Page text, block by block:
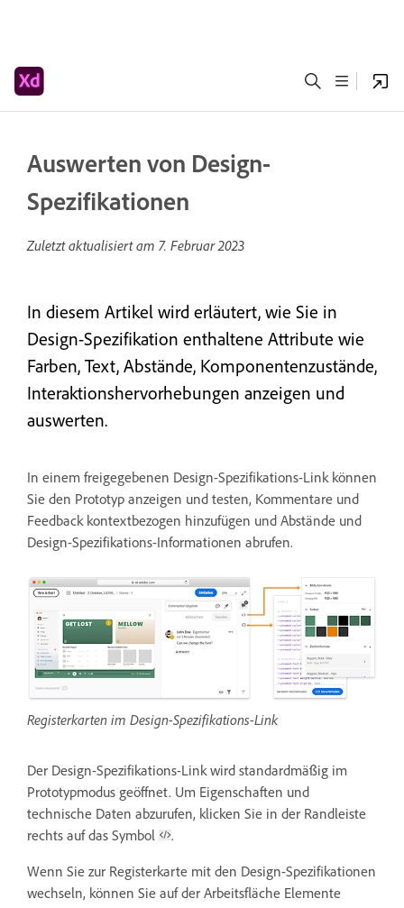
Auswerten von Design-
Spezifikationen
Zuletzt aktualisiert am 7. Februar 2023
In diesem Artikel wird erläutert, wie Sie in
Design-Spezifikation enthaltene Attribute wie
Farben, Text, Abstände, Komponentenzustände,
Interaktionshervorhebungen anzeigen und
auswerten.
In einem freigegebenen Design-Spezifikations-Link können
Sie den Prototyp anzeigen und testen, Kommentare und
Feedback kontextbezogen hinzufügen und Abstände und
Design-Spezifikations-Informationen abrufen.
Registerkarten im Design-Spezifikations-Link
Der Design-Spezifikations-Link wird standardmäßig im
Prototypmodus geöffnet. Um Eigenschaften und
technische Daten abzurufen, klicken Sie in der Randleiste
rechts auf das Symbol
.
Wenn Sie zur Registerkarte mit den Design-Spezifikationen
wechseln, können Sie auf der Arbeitsfläche Elemente